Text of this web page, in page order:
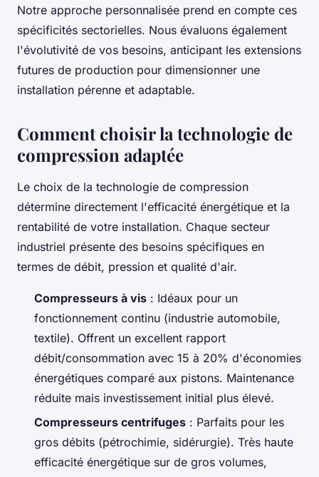
Notre approche personnalisée prend en compte ces
spécificités sectorielles. Nous évaluons également
l'évolutivité de vos besoins, anticipant les extensions
futures de production pour dimensionner une
installation pérenne et adaptable.
Comment choisir la technologie de
compression adaptée
Le choix de la technologie de compression
détermine directement l'efficacité énergétique et la
rentabilité de votre installation. Chaque secteur
industriel présente des besoins spécifiques en
termes de débit, pression et qualité d'air.
Compresseurs à vis : Idéaux pour un
fonctionnement continu (industrie automobile,
textile). Offrent un excellent rapport
débit/consommation avec 15 à 20% d'économies
énergétiques comparé aux pistons. Maintenance
réduite mais investissement initial plus élevé.
Compresseurs centrifuges : Parfaits pour les
gros débits (pétrochimie, sidérurgie). Très haute
efficacité énergétique sur de gros volumes,